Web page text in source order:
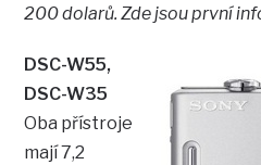
200 dolarů. Zde jsou první
DSC-W55,
DSC-W35
Oba přístroje
mají 7,2